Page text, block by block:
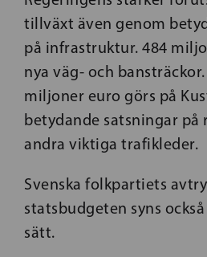
tillväxt även genom
på infrastruktur. 484
nya väg- och
miljoner euro görs på
betydande satsningar på
andra viktiga trafikleder.
Svenska folkpartiets
statsbudgeten syns
sätt.